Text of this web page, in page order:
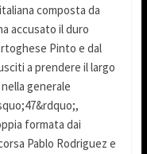
composta da
accusato il duro
Pinto e dal
a prendere il largo
generale
formata dai
Pablo Rodriguez e